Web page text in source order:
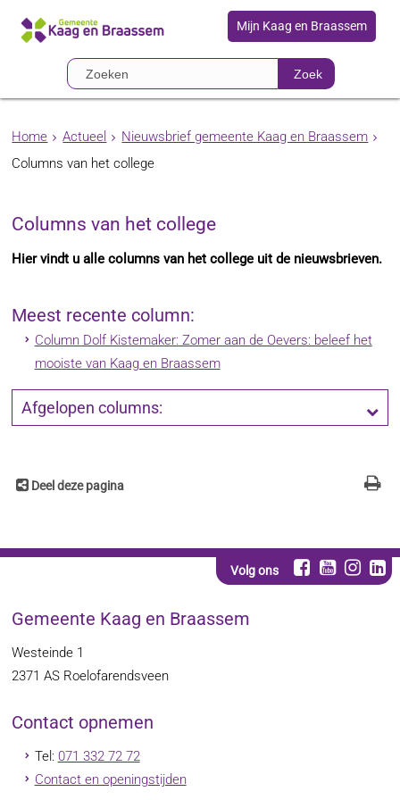
Mijn Kaag en Braassem
Zoek
Home Actueel
Nieuwsbrief gemeente Kaag en Braassem
Columns van het college
Columns van het college
Hier vindt u alle columns van het college uit de nieuwsbrieven.
Meest recente column:
Column Dolf Kistemaker: Zomer aan de Oevers: beleef het
mooiste van Kaag en Braassem
Afgelopen columns:
Deel deze pagina
Volg ons
Gemeente Kaag en Braassem
Westeinde 1
2371 AS Roelofarendsveen
Contact opnemen
Tel: 071 332 72 72
Contact en openingstijden